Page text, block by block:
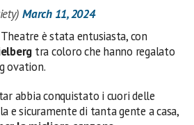
March 11, 2024
è stata entusiasta, con
tra coloro che hanno regalato
ovation.
abbia conquistato i cuori delle
e sicuramente di tanta gente a casa,